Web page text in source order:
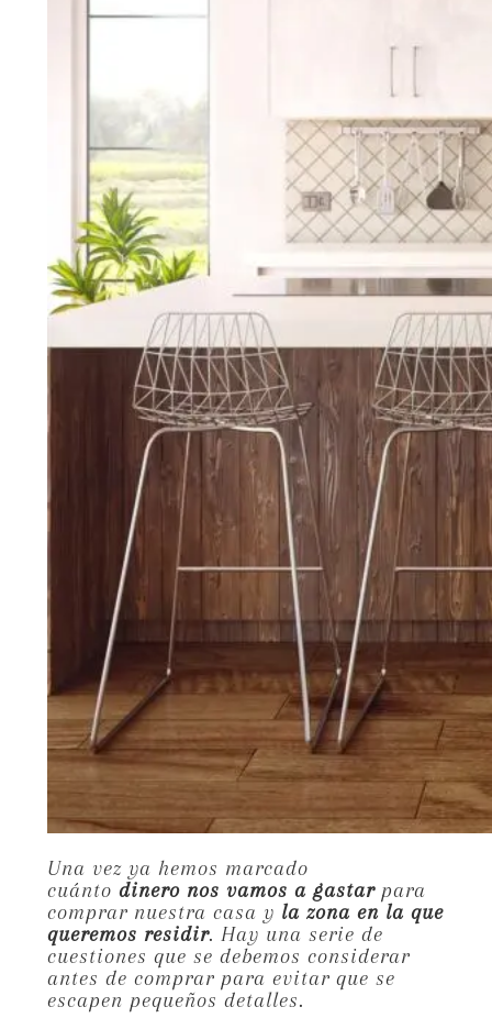
Una vez ya hemos marcado
cuántodinero nos vamos a gastarpara
comprar nuestra casa y la zona en la que
queremos residir. Hay una serie de
cuestiones que se debemos considerar
antes de comprar para evitar que se
escapen pequeños detalles.